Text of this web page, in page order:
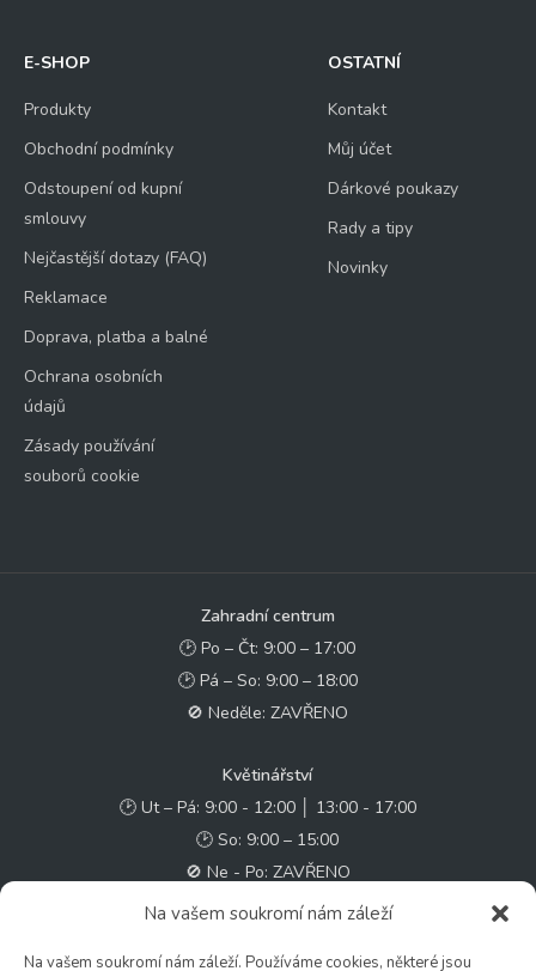
Na vašem soukromí nám záleží
Na vašem soukromí nám záleží. Používáme cookies, některé jsou
E-SHOP
Produkty
Obchodní podmínky
Odstoupení od kupní
smlouvy
Nejčastější dotazy (FAQ)
Reklamace
Doprava, platba a balné
Ochrana osobních
údajů
Zásady používání
souborů cookie
OSTATNÍ
Kontakt
Můj účet
Dárkové poukazy
Rady a tipy
Novinky
Zahradní centrum
🕑 Po – Čt: 9:00 – 17:00
🕑 Pá – So: 9:00 – 18:00
🚫 Neděle: ZAVŘENO
Květinářství
🕑 Ut – Pá: 9:00 - 12:00 │ 13:00 - 17:00
🕑 So: 9:00 – 15:00
🚫 Ne - Po: ZAVŘENO